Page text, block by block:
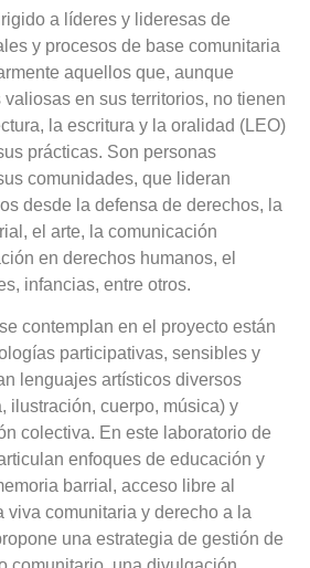
a líderes y lideresas de
y procesos de base comunitaria
aquellos que, aunque
en sus territorios, no tienen
la escritura y la oralidad (LEO)
prácticas. Son personas
comunidades, que lideran
desde la defensa de derechos, la
el arte, la comunicación
en derechos humanos, el
infancias, entre otros.
contemplan en el proyecto están
participativas, sensibles y
lenguajes artísticos diversos
ilustración, cuerpo, música) y
colectiva. En este laboratorio de
enfoques de educación y
barrial, acceso libre al
viva comunitaria y derecho a la
una estrategia de gestión de